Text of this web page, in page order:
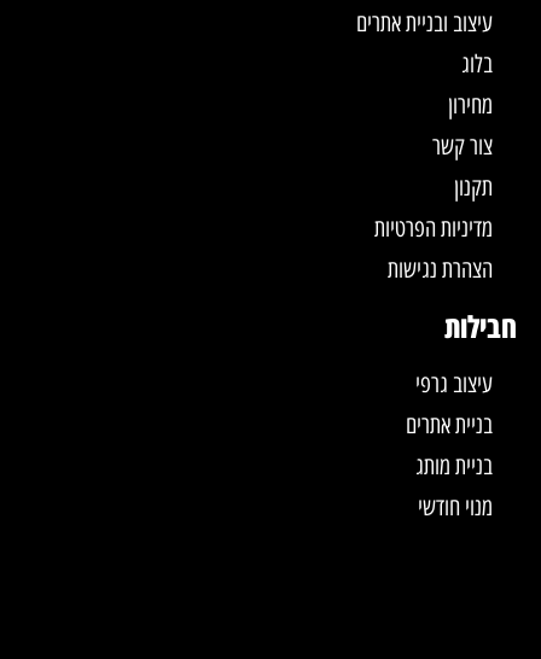
עיצוב ובניית אתרים
בלוג
מחירון
צור קשר
תקנון
מדיניות הפרטיות
הצהרת נגישות
חבילות
עיצוב גרפי
בניית אתרים
בניית מותג
מנוי חודשי